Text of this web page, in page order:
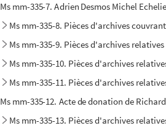
Ms mm-335-7. Adrien Desmos Michel
Ms mm-335-8. Pièces d'archives
Ms mm-335-9. Pièces d'archives
Ms mm-335-10. Pièces d'archives
Ms mm-335-12. Acte de donation de
Ms mm-335-13. Pièces d'archives